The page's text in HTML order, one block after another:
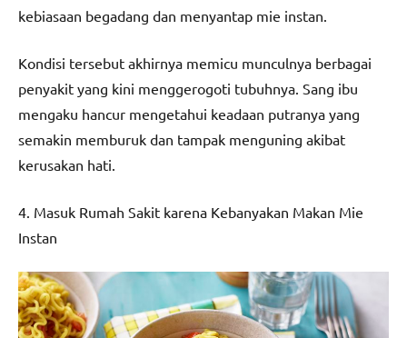
kebiasaan begadang dan menyantap mie instan.
Kondisi tersebut akhirnya memicu munculnya berbagai
penyakit yang kini menggerogoti tubuhnya. Sang ibu
mengaku hancur mengetahui keadaan putranya yang
semakin memburuk dan tampak menguning akibat
kerusakan hati.
4. Masuk Rumah Sakit karena Kebanyakan Makan Mie
Instan